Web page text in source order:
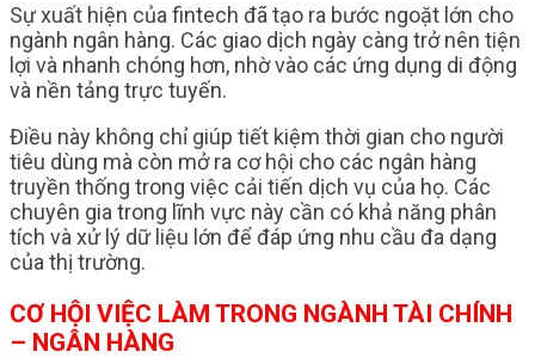
Sự xuất hiện của fintech đã tạo ra bước ngoặt lớn cho
ngành ngân hàng. Các giao dịch ngày càng trở nên tiện
lợi và nhanh chóng hơn, nhờ vào các ứng dụng di động
và nền tảng trực tuyến.
Điều này không chỉ giúp tiết kiệm thời gian cho người
tiêu dùng mà còn mở ra cơ hội cho các ngân hàng
truyền thống trong việc cải tiến dịch vụ của họ. Các
chuyên gia trong lĩnh vực này cần có khả năng phân
tích và xử lý dữ liệu lớn để đáp ứng nhu cầu đa dạng
của thị trường.
CƠ HỘI VIỆC LÀM TRONG NGÀNH TÀI CHÍNH
– NGÂN HÀNG